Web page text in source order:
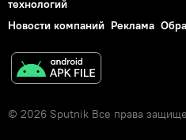
технологий
Новости компаний Реклама
© 2026 Sputnik Все права